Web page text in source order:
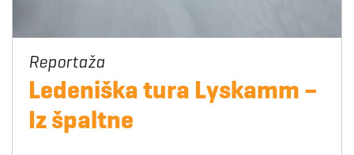
Ledeniška tura Lyskamm –
Iz špaltne